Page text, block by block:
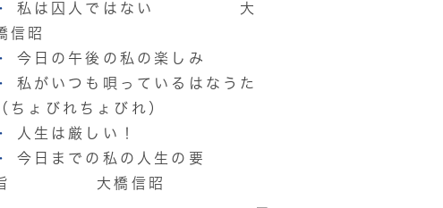
私は囚人ではない 大
信昭
今日の午後の私の楽しみ
私がいつも唄っているはなうた
（ちょびれちょびれ）
人生は厳しい！
今日までの私の人生の要
大橋信昭